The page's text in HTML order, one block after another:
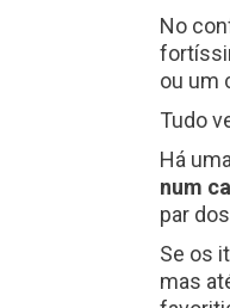
No
ou um
Tudo
Há
num
par
Se os
mas